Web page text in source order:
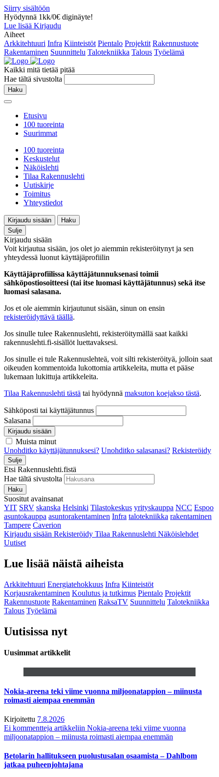
Siirry sisältöön
Hyödynnä 1kk/0€ diginäyte!
Lue lisää Kirjaudu
Aiheet
Arkkitehtuuri Infra Kiinteistöt Pientalo Projektit Rakennustuote
Rakentaminen Suunnittelu Talotekniikka Talous Työelämä
Kaikki mitä tietää pitää
Hae tältä sivustolta
Haku
Etusivu
100 tuoreinta
Suurimmat
100 tuoreinta
Keskustelut
Näköislehti
Tilaa Rakennuslehti
Uutiskirje
Toimitus
Yhteystiedot
Kirjaudu sisään
Haku
Sulje
Kirjaudu sisään
Voit kirjautua sisään, jos olet jo aiemmin rekisteröitynyt ja sen
yhteydessä luonut käyttäjäprofiilin
Käyttäjäprofiilissa käyttäjätunnuksenasi toimii
sähköpostiosoitteesi (tai itse luomasi käyttäjätunnus) sekä itse
luomasi salasana.
Jos et ole aiemmin kirjautunut sisään, sinun on ensin
rekisteröidyttävä täällä.
Jos sinulle tulee Rakennuslehti, rekisteröitymällä saat kaikki
rakennuslehti.fi-sisällöt luettavaksesi.
Jos sinulle ei tule Rakennuslehteä, voit silti rekisteröityä, jolloin saat
oikeuden kommentoida lukottomia artikkeleita, mutta et pääse
lukemaan lukittuja artikkeleita.
Tilaa Rakennuslehti tästä tai hyödynnä maksuton koejakso tästä.
Sähköposti tai käyttäjätunnus
Salasana
Kirjaudu sisään
Muista minut
Unohditko käyttäjätunnuksesi? Unohditko salasanasi? Rekisteröidy
Sulje
Etsi Rakennuslehti.fistä
Hae tältä sivustolta
Haku
Suositut avainsanat
YIT SRV skanska Helsinki Tilastokeskus yrityskauppa NCC Espoo
asuntokauppa asuntorakentaminen Infra talotekniikka rakentaminen
Tampere Caverion
Kirjaudu sisään Rekisteröidy Tilaa Rakennuslehti Näköislehdet
Uutiset
Lue lisää näistä aiheista
Arkkitehtuuri Energiatehokkuus Infra Kiinteistöt
Korjausrakentaminen Koulutus ja tutkimus Pientalo Projektit
Rakennustuote Rakentaminen RaksaTV Suunnittelu Talotekniikka
Talous Työelämä
Uutisissa nyt
Uusimmat artikkelit
Nokia-areena teki viime vuonna miljoonatappion – miinusta
roimasti aiempaa enemmän
Kirjoitettu 7.8.2026
Ei kommentteja artikkeliin Nokia-areena teki viime vuonna
miljoonatappion – miinusta roimasti aiempaa enemmän
Betolarin hallitukseen puolustusalan osaamista – Dahlbom
jatkaa puheenjohtajana